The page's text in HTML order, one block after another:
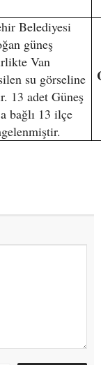
Belediyesi
güneş
Van
su görseline
13 adet Güneş
bağlı 13 ilçe